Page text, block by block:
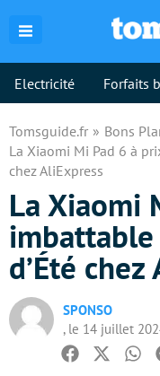
Electricité Forfaits
Tomsguide.fr Bons
La Xiaomi Mi Pad 6 à
chez AliExpress
La Xiaomi
imbattable
d’Été
SPONSO
, le 14 juillet
Facebook
Twitter